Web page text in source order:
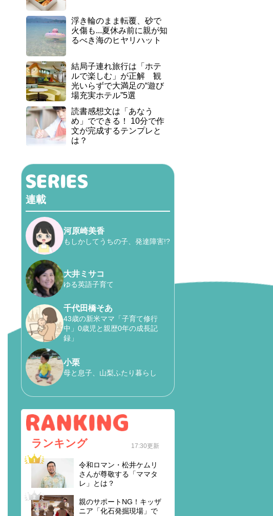
浮き輪のまま転覆、砂で
火傷も...夏休み前に親が知
るべき海のヒヤリハット
結局子連れ旅行は「ホテ
ルで楽しむ」が正解 観
光いらずで大満足の“遊び
場充実ホテル”5選
読書感想文は「あなう
め」でできる！ 10分で作
文が完成するテンプレと
は？
連載
河原崎美香
もしかしてうちの子、発達障害!?
大井ミサコ
ゆる英語子育て
千代田橋そあ
43歳の新米ママ「子育て修行
中」0歳児と親歴0年の成長記
録」
小栗
母と息子、山梨ふたり暮らし
ランキング 17:30更新
令和ロマン・松井ケムリ
さんが尊敬する「ママタ
レ」とは？
親のサポートNG！キッザ
ニア「化石発掘現場」で